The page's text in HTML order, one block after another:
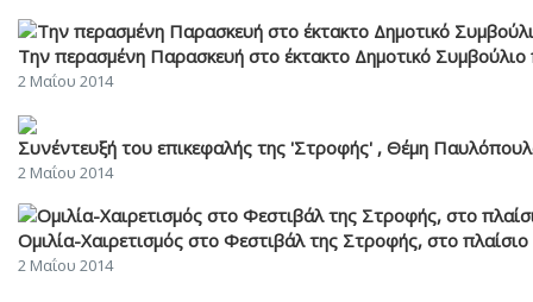
Την περασμένη Παρασκευή στο έκτακτο Δημοτικό Συμβούλιο
2 Μαΐου 2014
Συνέντευξή του επικεφαλής της 'Στροφής' , Θέμη
2 Μαΐου 2014
Ομιλία-Χαιρετισμός στο Φεστιβάλ της Στροφής, στο
2 Μαΐου 2014